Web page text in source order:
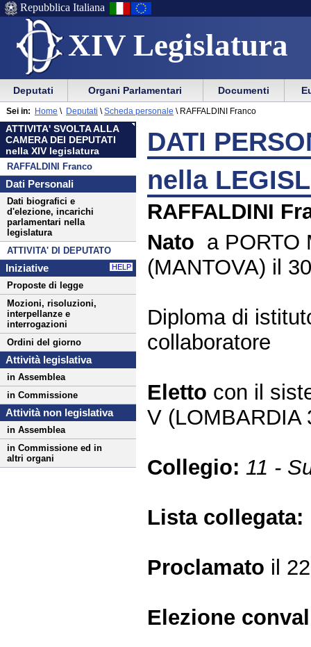
XIV Legislatura
Menu
di
ausilio
alla
navigazione
Vai
Menu
di
navigazione
principale
Repubblica Italiana
Menu
di
navigazione
principale
Vai
menu
di
sezione
Deputati Organi Parlamentari Documenti
ATTIVITA' SVOLTA ALLA
CAMERA DEI DEPUTATI
nella XIV legislatura
RAFFALDINI Franco
Dati Personali
Dati biografici e
d'elezione, incarichi
parlamentari nella
legislatura
ATTIVITA' DI DEPUTATO
Iniziative HELP
Proposte di legge
Mozioni, risoluzioni,
interpellanze e
interrogazioni
Ordini del giorno
Attività legislativa
in Assemblea
in Commissione
Attività non legislativa
in Assemblea
in Commissione ed in
altri organi
Sei in: Home \ Deputati \ Scheda personale \ RAFFALDINI Franco
DATI
nella
RAFFALDINI
Nato a PORTO
(MANTOVA) il
Diploma di
collaboratore
Eletto con il
V (LOMBARDIA
Collegio: 11 -
Lista collegata:
Proclamato il
Elezione